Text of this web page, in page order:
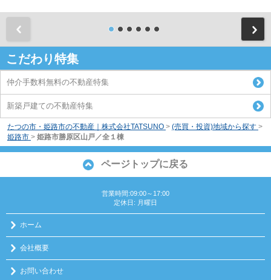
こだわり特集
仲介手数料無料の不動産特集
新築戸建ての不動産特集
たつの市・姫路市の不動産｜株式会社TATSUNO > (売買・投資)地域から探す >
姫路市 > 姫路市勝原区山戸／全１棟
ページトップに戻る
営業時間:09:00～17:00
定休日: 月曜日
ホーム
会社概要
お問い合わせ